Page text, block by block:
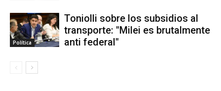
Política
Toniolli sobre los subsidios al
transporte: "Milei es brutalmente
anti federal"